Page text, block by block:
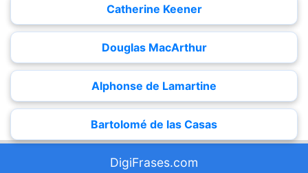
Catherine Keener
Douglas MacArthur
Alphonse de Lamartine
Bartolomé de las Casas
DigiFrases.com